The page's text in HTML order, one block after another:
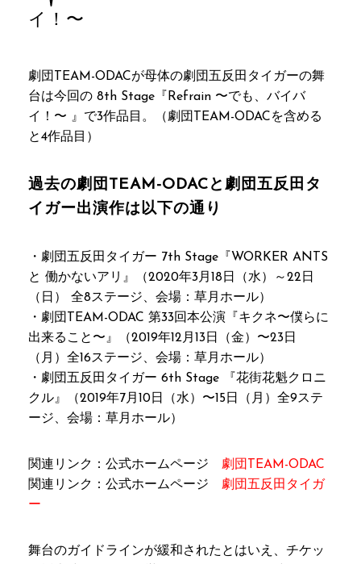
イ！〜
劇団TEAM-ODACが母体の劇団五反田タイガーの舞
台は今回の 8th Stage『Refrain 〜でも、バイバ
イ！〜 』で3作品目。（劇団TEAM-ODACを含める
と4作品目）
過去の劇団TEAM-ODACと劇団五反田タ
イガー出演作は以下の通り
・劇団五反田タイガー 7th Stage『WORKER ANTS
と 働かないアリ』（2020年3月18日（水）～22日
（日） 全8ステージ、会場：草月ホール）
・劇団TEAM-ODAC 第33回本公演『キクネ〜僕らに
出来ること〜』（2019年12月13日（金）〜23日
（月）全16ステージ、会場：草月ホール）
・劇団五反田タイガー 6th Stage 『花街花魁クロニ
クル』（2019年7月10日（水）〜15日（月）全9ステ
ージ、会場：草月ホール）
関連リンク：公式ホームページ 劇団TEAM-ODAC
関連リンク：公式ホームページ 劇団五反田タイガ
ー
舞台のガイドラインが緩和されたとはいえ、チケッ